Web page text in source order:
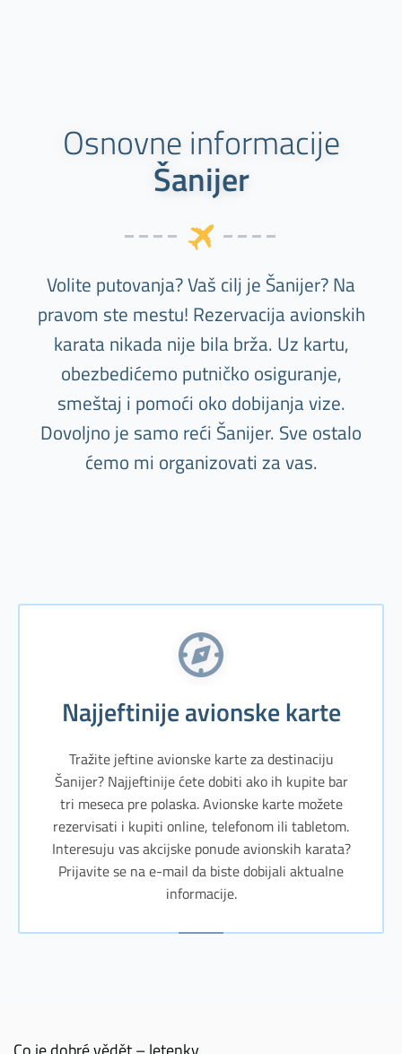
Osnovne informacije
Šanijer
Volite putovanja? Vaš cilj je Šanijer? Na
pravom ste mestu! Rezervacija avionskih
karata nikada nije bila brža. Uz kartu,
obezbedićemo putničko osiguranje,
smeštaj i pomoći oko dobijanja vize.
Dovoljno je samo reći Šanijer. Sve ostalo
ćemo mi organizovati za vas.
Najjeftinije avionske karte
Tražite jeftine avionske karte za destinaciju
Šanijer? Najjeftinije ćete dobiti ako ih kupite bar
tri meseca pre polaska. Avionske karte možete
rezervisati i kupiti online, telefonom ili tabletom.
Interesuju vas akcijske ponude avionskih karata?
Prijavite se na e-mail da biste dobijali aktualne
informacije.